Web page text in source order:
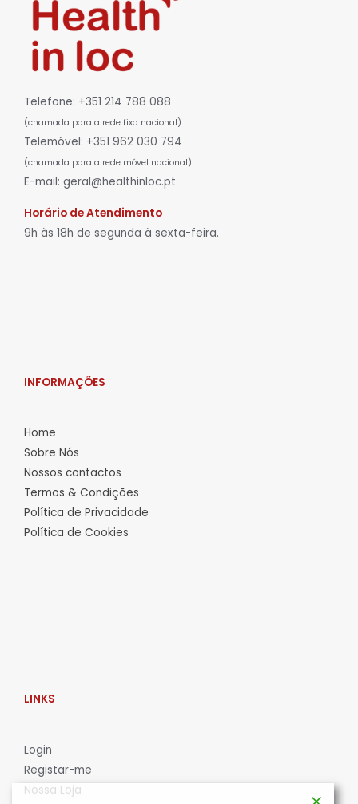
Telefone: +351 214 788 088
(chamada para a rede fixa nacional)
Telemóvel: +351 962 030 794
(chamada para a rede móvel nacional)
E-mail: geral@healthinloc.pt
Horário de Atendimento
9h às 18h de segunda à sexta-feira.
INFORMAÇÕES
Home
Sobre Nós
Nossos contactos
Termos & Condições
Política de Privacidade
Política de Cookies
LINKS
Login
Registar-me
Nossa Loja